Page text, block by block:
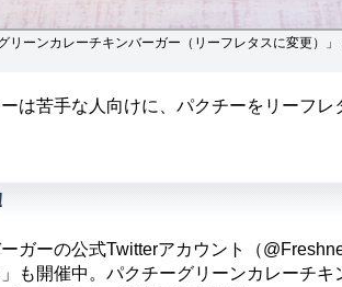
リーンカレーチキンバーガー（リーフレタスに変更）」
は苦手な人向けに、パクチーをリーフレ
ガーの公式Twitterアカウント（
も開催中。パクチーグリーンカレーチキ